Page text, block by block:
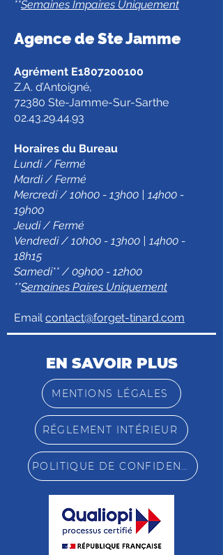
**Semaines Impaires Uniquement
Agence de Ste Jamme
Agrément E1807200100
Z.A. d’Antoigné,
72380 Ste-Jamme-Sur-Sarthe
02.43.29.44.93
Horaires du Bureau
Lundi / Fermé
Mardi / Fermé
Mercredi / 10h00 - 13h00 | 14h00 -
19h00
Jeudi / Fermé
Vendredi / 10h00 - 13h00 | 14h00 -
18h15
Samedi** / 09h00 - 12h00
**Semaines Paires Uniquement
Emailcontact@forget-tinard.com
EN SAVOIR PLUS
MENTIONS LÉGALES
RÉGLEMENT INTÉRIEUR
POLITIQUE DE CONFIDENTIALITÉ